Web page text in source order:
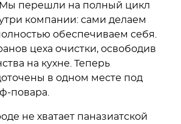
Мы перешли на полный цикл
компании: сами делаем
обеспечиваем себя.
цеха очистки, освободив
на кухне. Теперь
в одном месте под
повара.
не хватает паназиатской